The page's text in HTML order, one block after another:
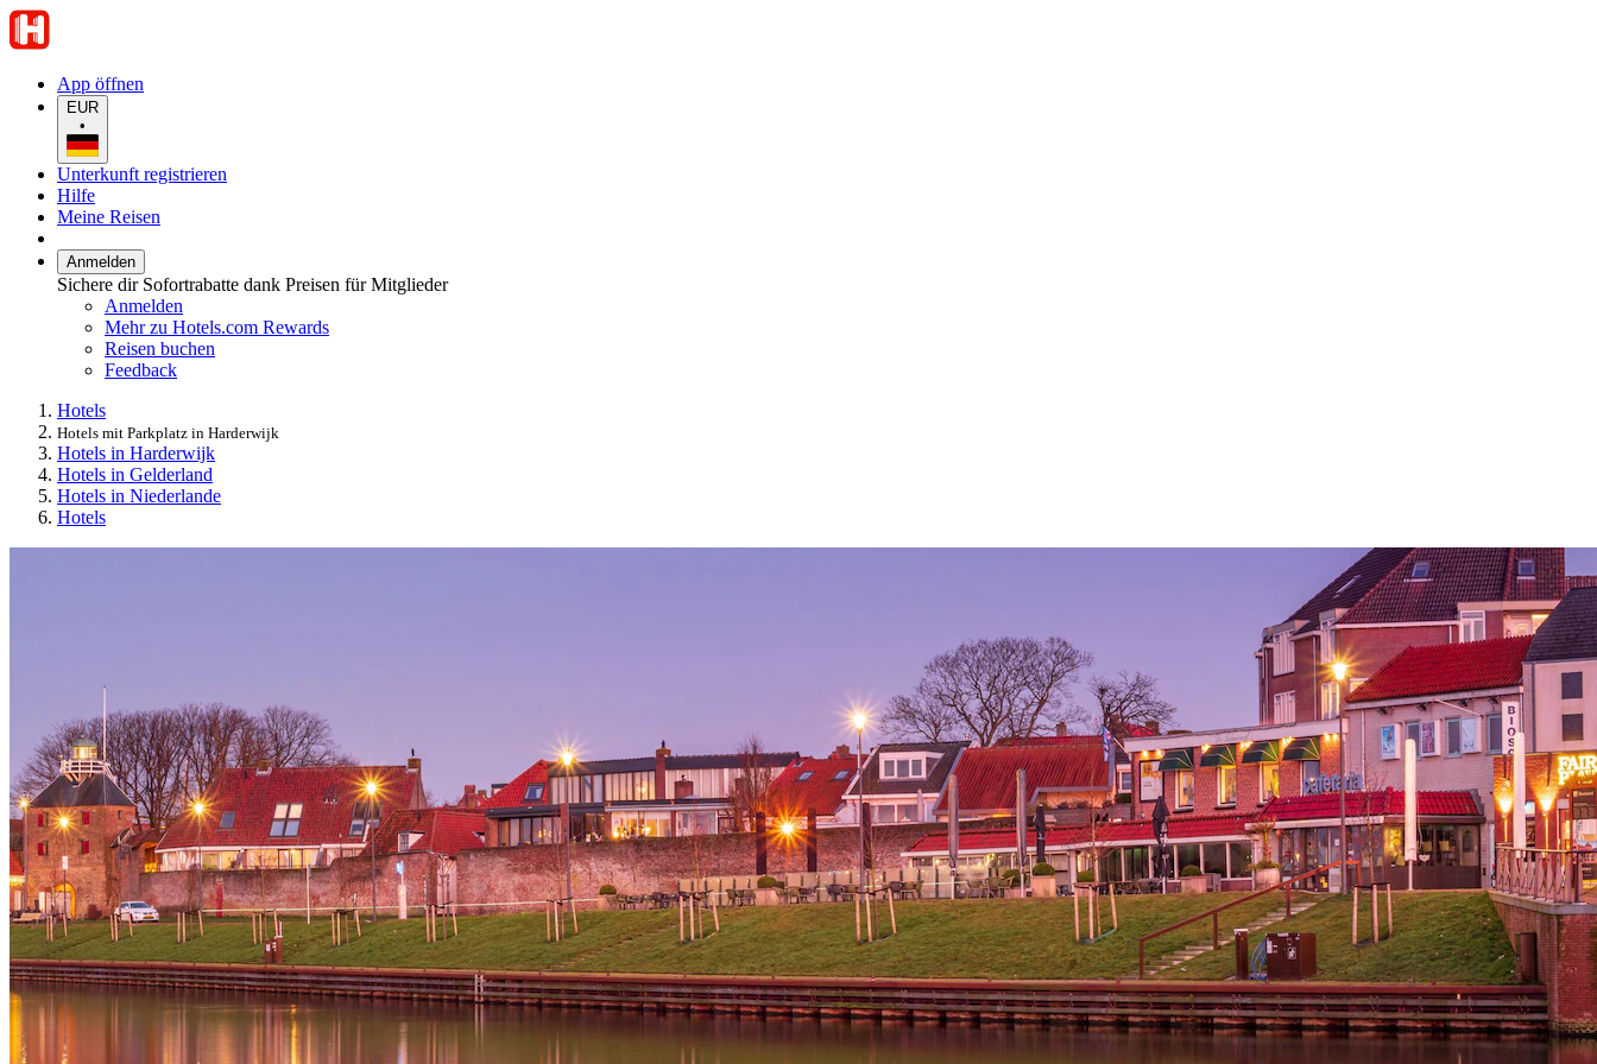
App öffnen
EUR
•
Unterkunft registrieren
Hilfe
Meine Reisen
Anmelden
Sichere dir Sofortrabatte dank Preisen für Mitglieder
Anmelden
Mehr zu Hotels.com Rewards
Reisen buchen
Feedback
Hotels
Hotels mit Parkplatz in Harderwijk
Hotels in Harderwijk
Hotels in Gelderland
Hotels in Niederlande
Hotels